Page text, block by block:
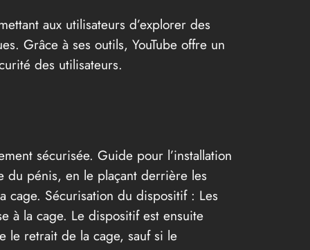
aux utilisateurs d’explorer des
Grâce à ses outils, YouTube offre un
des utilisateurs.
sécurisée. Guide pour l’installation
du pénis, en le plaçant derrière les
cage. Sécurisation du dispositif : Les
à la cage. Le dispositif est ensuite
le retrait de la cage, sauf si le